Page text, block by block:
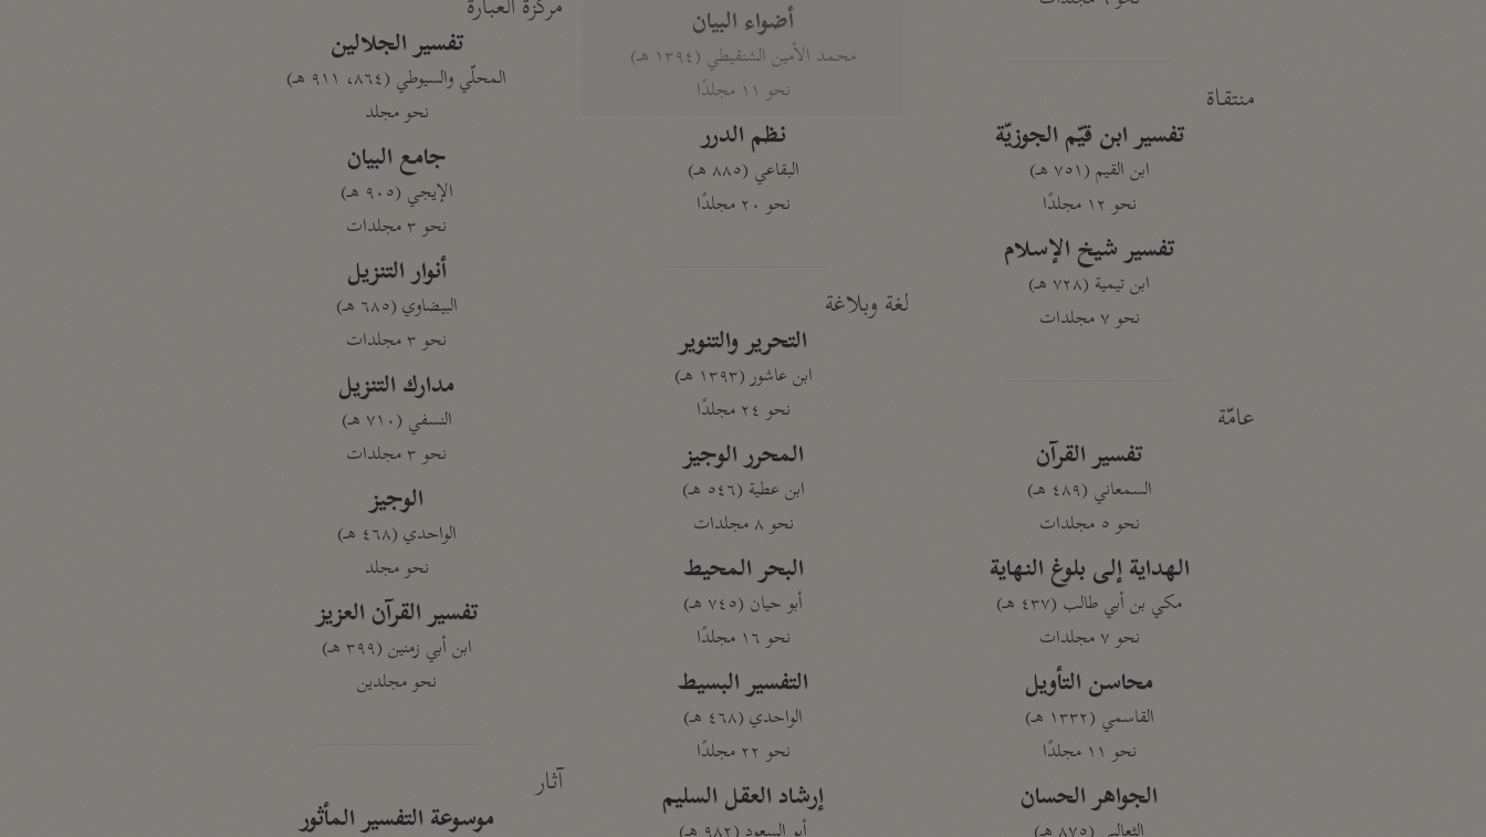
منتقاة
تفسير ابن قيّم الجوزيّة
ابن القيم (٧٥١ هـ)
نحو ١٢ مجلدًا
تفسير شيخ الإسلام
ابن تيمية (٧٢٨ هـ)
نحو ٧ مجلدات
عامّة
تفسير القرآن
السمعاني (٤٨٩ هـ)
نحو ٥ مجلدات
الهداية إلى بلوغ النهاية
مكي بن أبي طالب (٤٣٧ هـ)
نحو ٧ مجلدات
محاسن التأويل
القاسمي (١٣٣٢ هـ)
نحو ١١ مجلدًا
الجواهر الحسان
أضواء البيان
محمد الأمين الشنقيطي (١٣٩٤ هـ)
نحو ١١ مجلدًا
نظم الدرر
البقاعي (٨٨٥ هـ)
نحو ٢٠ مجلدًا
لغة وبلاغة
التحرير والتنوير
ابن عاشور (١٣٩٣ هـ)
نحو ٢٤ مجلدًا
المحرر الوجيز
ابن عطية (٥٤٦ هـ)
نحو ٨ مجلدات
البحر المحيط
أبو حيان (٧٤٥ هـ)
نحو ١٦ مجلدًا
التفسير البسيط
الواحدي (٤٦٨ هـ)
نحو ٢٢ مجلدًا
إرشاد العقل السليم
تفسير الجلالين
المحلّي والسيوطي (٨٦٤، ٩١١ هـ)
نحو مجلد
جامع البيان
الإيجي (٩٠٥ هـ)
نحو ٣ مجلدات
أنوار التنزيل
البيضاوي (٦٨٥ هـ)
نحو ٣ مجلدات
مدارك التنزيل
النسفي (٧١٠ هـ)
نحو ٣ مجلدات
الوجيز
الواحدي (٤٦٨ هـ)
نحو مجلد
تفسير القرآن العزيز
ابن أبي زمنين (٣٩٩ هـ)
نحو مجلدين
آثار
موسوعة التفسير المأثور